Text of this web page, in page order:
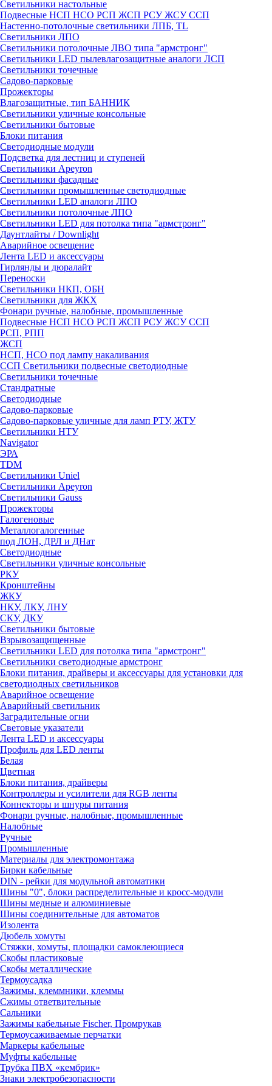
Светильники настольные
Подвесные НСП НСО РСП ЖСП РСУ ЖСУ ССП
Настенно-потолочные светильники ЛПБ, TL
Светильники ЛПО
Светильники потолочные ЛВО типа "армстронг"
Светильники LED пылевлагозащитные аналоги ЛСП
Светильники точечные
Садово-парковые
Прожекторы
Влагозащитные, тип БАННИК
Светильники уличные консольные
Светильники бытовые
Блоки питания
Светодиодные модули
Подсветка для лестниц и ступеней
Светильники Apeyron
Светильники фасадные
Светильники промышленные светодиодные
Светильники LED аналоги ЛПО
Светильники потолочные ЛПО
Светильники LED для потолка типа "армстронг"
Даунтлайты / Downlight
Аварийное освещение
Лента LED и аксессуары
Гирлянды и дюралайт
Переноски
Светильники НКП, ОБН
Светильники для ЖКХ
Фонари ручные, налобные, промышленные
Подвесные НСП НСО РСП ЖСП РСУ ЖСУ ССП
РСП, РПП
ЖСП
НСП, НСО под лампу накаливания
ССП Светильники подвесные светодиодные
Светильники точечные
Стандратные
Светодиодные
Садово-парковые
Садово-парковые уличные для ламп РТУ, ЖТУ
Светильники НТУ
Navigator
ЭРА
TDM
Светильники Uniel
Светильники Apeyron
Светильники Gauss
Прожекторы
Галогеновые
Металлогалогенные
под ЛОН, ДРЛ и ДНат
Светодиодные
Светильники уличные консольные
РКУ
Кронштейны
ЖКУ
НКУ, ЛКУ, ЛНУ
СКУ, ДКУ
Светильники бытовые
Взрывозащищенные
Светильники LED для потолка типа "армстронг"
Светильники светодиодные армстронг
Блоки питания, драйверы и аксессуары для установки для
светодиодных светильников
Аварийное освещение
Аварийный светильник
Заградительные огни
Световые указатели
Лента LED и аксессуары
Профиль для LED ленты
Белая
Цветная
Блоки питания, драйверы
Контроллеры и усилители для RGB ленты
Коннекторы и шнуры питания
Фонари ручные, налобные, промышленные
Налобные
Ручные
Промышленные
Материалы для электромонтажа
Бирки кабельные
DIN - рейки для модульной автоматики
Шины "0", блоки распределительные и кросс-модули
Шины медные и алюминиевые
Шины соединительные для автоматов
Изолента
Дюбель хомуты
Стяжки, хомуты, площадки самоклеющиеся
Скобы пластиковые
Скобы металлические
Термоусадка
Зажимы, клеммники, клеммы
Сжимы ответвительные
Сальники
Зажимы кабельные Fischer, Промрукав
Термоусаживаемые перчатки
Маркеры кабельные
Муфты кабельные
Трубка ПВХ «кембрик»
Знаки электробезопасности